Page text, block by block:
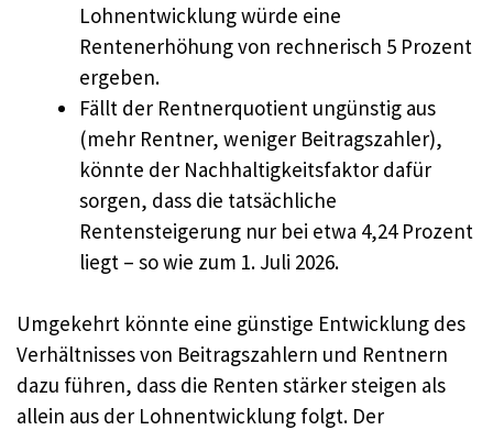
Lohnentwicklung würde eine
Rentenerhöhung von rechnerisch 5 Prozent
ergeben.
Fällt der Rentnerquotient ungünstig aus
(mehr Rentner, weniger Beitragszahler),
könnte der Nachhaltigkeitsfaktor dafür
sorgen, dass die tatsächliche
Rentensteigerung nur bei etwa 4,24 Prozent
liegt – so wie zum 1. Juli 2026.
Umgekehrt könnte eine günstige Entwicklung des
Verhältnisses von Beitragszahlern und Rentnern
dazu führen, dass die Renten stärker steigen als
allein aus der Lohnentwicklung folgt. Der